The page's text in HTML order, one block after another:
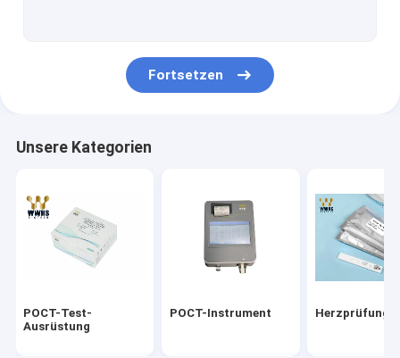
Ergiebigkeits-Test-Ausrüstung
Medizinisches Laborverbrauchsmaterialien
Virus-Transport-Medium
Fortsetzen
Unsere Kategorien
POCT-Test-
Ausrüstung
POCT-Instrument